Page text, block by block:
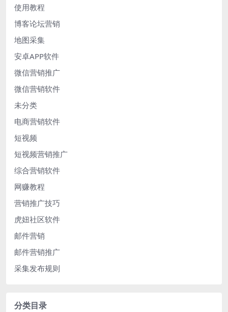
使用教程
博客论坛营销
地图采集
安卓APP软件
微信营销推广
微信营销软件
未分类
电商营销软件
短视频
短视频营销推广
综合营销软件
网赚教程
营销推广技巧
虎妞社区软件
邮件营销
邮件营销推广
采集发布规则
分类目录